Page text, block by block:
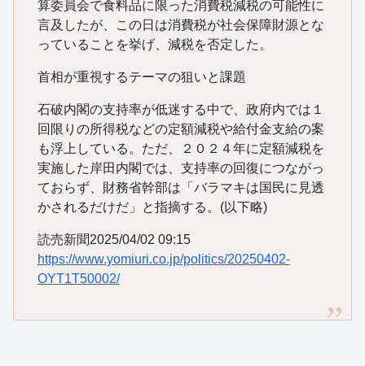
算委員会で食料品に限った消費税減税の可能性に
言及したが、この日は消費税が社会保障財源とな
っていることを挙げ、減税を否定した。
首相が重視するテーマの狙いと課題
石破内閣の支持率が低迷する中で、政府内では１
回限りの所得税などの定額減税や給付金支給の案
も浮上している。ただ、２０２４年に定額減税を
実施した岸田内閣では、支持率の回復につながっ
ておらず、財務省幹部は「バラマキは国民に見透
かされるだけだ」と指摘する。(以下略)
読売新聞2025/04/02 09:15
https://www.yomiuri.co.jp/politics/20250402-
OYT1T50002/